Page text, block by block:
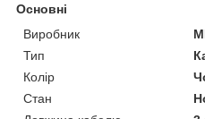
Основні
Виробник
Тип
Колір
Стан